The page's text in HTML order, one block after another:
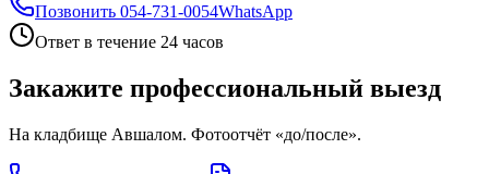
Позвонить 054-731-0054WhatsApp
Ответ в течение 24 часов
Закажите профессиональный выезд
На кладбище Авшалом. Фотоотчёт «до/после».